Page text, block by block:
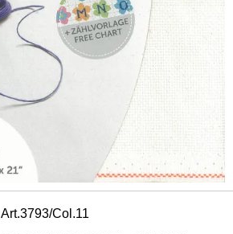
Art.3793/Col.11